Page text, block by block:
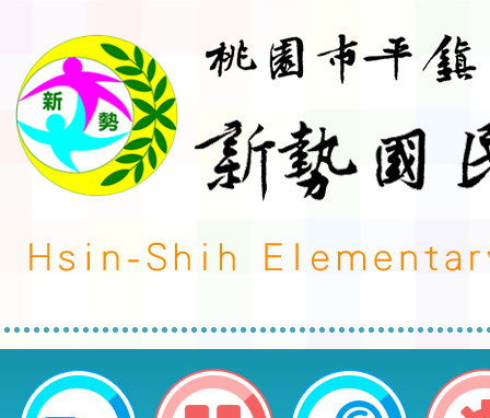
桃園市平鎮區新勢國民小學